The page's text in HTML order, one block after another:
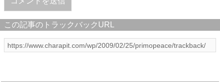
この記事のトラックバックURL